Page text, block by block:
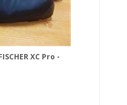
XC Pro -